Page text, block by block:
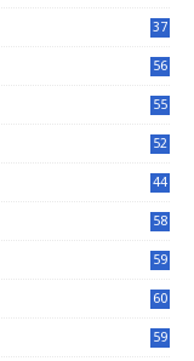
37
56
55
52
44
58
59
60
59